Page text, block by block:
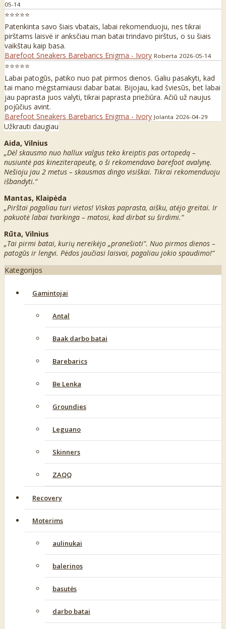
05-14
⭐⭐⭐⭐⭐
Patenkinta savo šiais vbatais, labai rekomenduoju, nes tikrai
pirštams laisvė ir anksčiau man batai trindavo pirštus, o su šiais
vaikštau kaip basa.
Barefoot Sneakers Barebarics Enigma - Ivory Roberta 2026-05-14
⭐⭐⭐⭐⭐
Labai patogūs, patiko nuo pat pirmos dienos. Galiu pasakyti, kad
tai mano mėgstamiausi dabar batai. Bijojau, kad šviesūs, bet labai
jau paprasta juos valyti, tikrai paprasta priežiūra. Ačiū už naujus
pojūčius avint.
Barefoot Sneakers Barebarics Enigma - Ivory Jolanta 2026-04-29
Užkrauti daugiau
Aida, Vilnius
„Dėl skausmo nuo hallux valgus teko kreiptis pas ortopedą –
nusiuntė pas kineziterapeutę, o ši rekomendavo barefoot avalynę.
Nešioju jau 2 metus – skausmas dingo visiškai. Tikrai rekomenduoju
išbandyti.“
Mantas, Klaipėda
„Pirštai pagaliau turi vietos! Viskas paprasta, aišku, atėjo greitai. Ir
pakuotė labai tvarkinga – matosi, kad dirbat su širdimi.“
Rūta, Vilnius
„Tai pirmi batai, kurių nereikėjo „pranešioti“. Nuo pirmos dienos –
patogūs ir lengvi. Pėdos jaučiasi laisvai, pagaliau jokio spaudimo!“
Kategorijos
Gamintojai
Antal
Baak darbo batai
Barebarics
Be Lenka
Groundies
Leguano
Skinners
ZAQQ
Recovery
Moterims
aulinukai
balerinos
basutės
darbo batai